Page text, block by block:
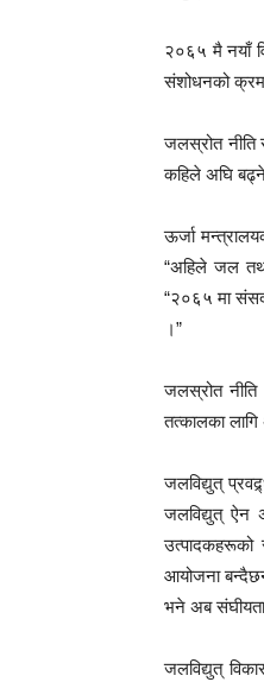
२०६५ मै नयाँ
संशोधनको
जलस्रोत नीति
कहिले अघि
ऊर्जा
“अहिले जल
“२०६५ मा
।”
जलस्रोत
तत्कालका
जलविद्युत्
जलविद्युत् ऐन
उत्पादकहरूको
आयोजना
भने अब
जलविद्युत्